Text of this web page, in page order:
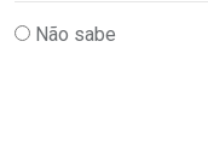
Não sabe